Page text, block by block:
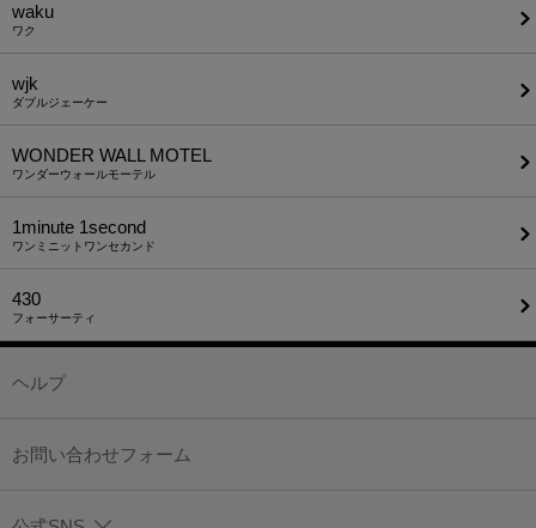
waku
ワク
wjk
ダブルジェーケー
WONDER WALL MOTEL
ワンダーウォールモーテル
1minute​ 1second
ワンミニットワンセカンド
430
フォーサーティ
ヘルプ
お問い合わせフォーム